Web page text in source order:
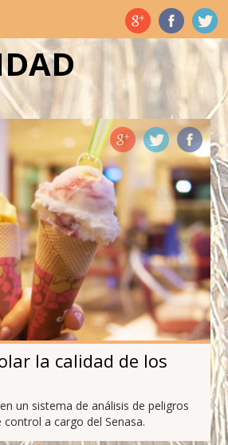
la calidad de los
un sistema de análisis de peligros
a cargo del Senasa.